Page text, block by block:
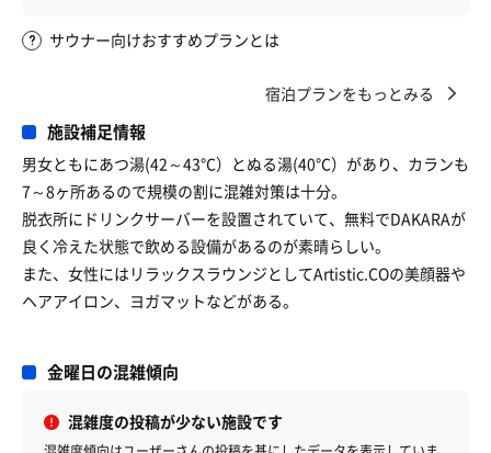
サウナー向けおすすめプランとは
宿泊プランをもっとみる
施設補足情報
男女ともにあつ湯(42～43℃）とぬる湯(40℃）があり、カランも
7～8ヶ所あるので規模の割に混雑対策は十分。
脱衣所にドリンクサーバーを設置されていて、無料でDAKARAが
良く冷えた状態で飲める設備があるのが素晴らしい。
また、女性にはリラックスラウンジとしてArtistic.COの美顔器や
ヘアアイロン、ヨガマットなどがある。
金曜日の混雑傾向
混雑度の投稿が少ない施設です